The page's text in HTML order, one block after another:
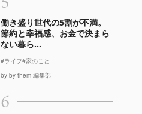
働き盛り世代の5割が不満。
節約と幸福感、お金で決まら
ない暮ら...
#ライフ#家のこと
by by them 編集部
6